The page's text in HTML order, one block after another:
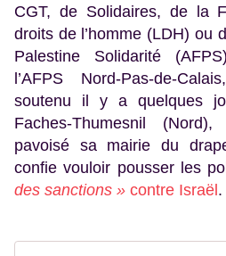
CGT, de Solidaires, de la
droits de l’homme (LDH) ou
Palestine Solidarité
l’AFPS Nord-Pas-de-
soutenu il y a quelques
Faches-Thumesnil
pavoisé sa mairie du
confie vouloir pousser les
des sanctions » contre Israël .